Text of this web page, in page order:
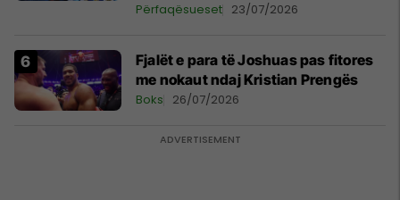
Përfaqësueset 23/07/2026
Fjalët e para të Joshuas pas fitores
me nokaut ndaj Kristian Prengës
Boks 26/07/2026